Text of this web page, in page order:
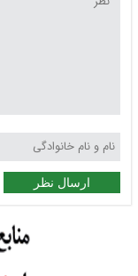
ارسال نظر